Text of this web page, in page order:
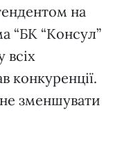
на
“БК “Консул”
всіх
конкуренції.
зменшувати